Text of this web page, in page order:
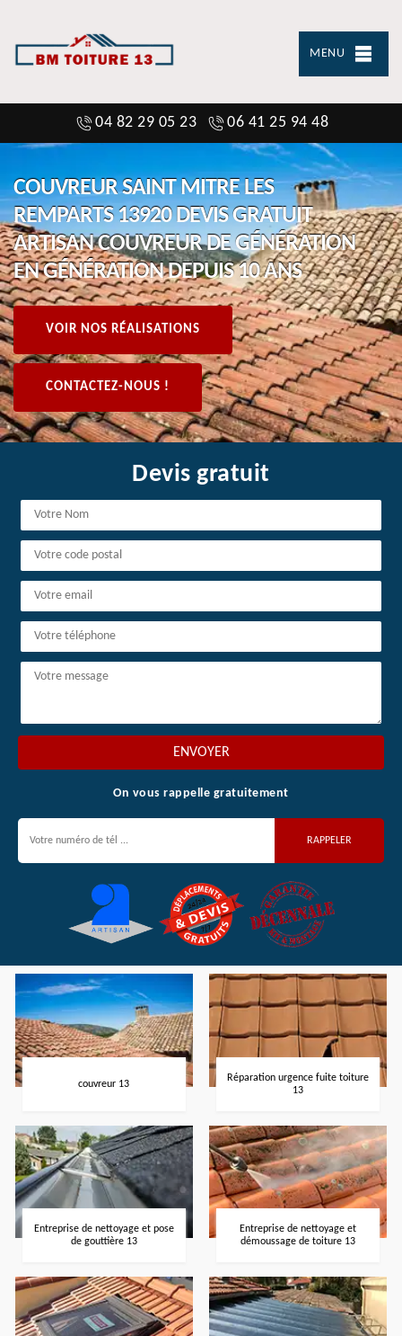
MENU
04 82 29 05 23 06 41 25 94 48
COUVREUR SAINT MITRE LES
REMPARTS 13920 DEVIS GRATUIT
ARTISAN COUVREUR DE GÉNÉRATION
EN GÉNÉRATION DEPUIS 10 ANS
VOIR NOS RÉALISATIONS
CONTACTEZ-NOUS !
Devis gratuit
On vous rappelle gratuitement
couvreur 13
Réparation urgence fuite toiture
13
Entreprise de nettoyage et pose
de gouttière 13
Entreprise de nettoyage et
démoussage de toiture 13